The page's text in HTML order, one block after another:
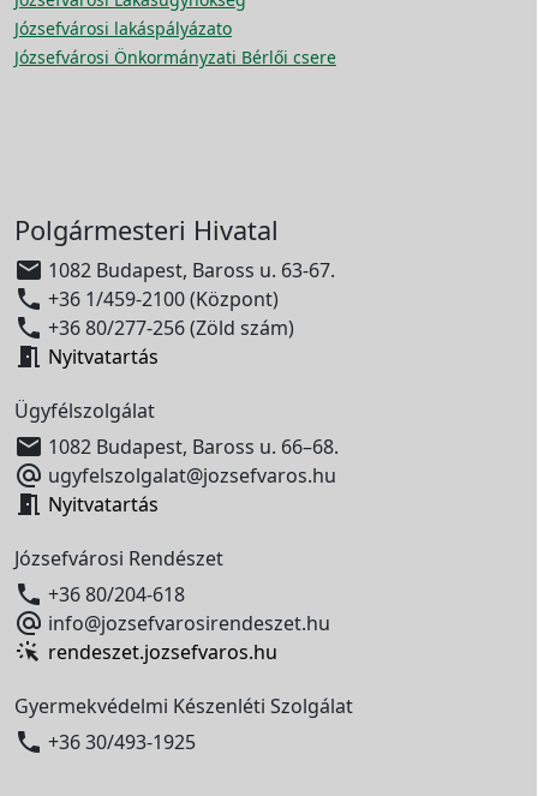
Józsefvárosi lakáspályázato
Józsefvárosi Önkormányzati Bérlői csere
Polgármesteri Hivatal
 1082 Budapest, Baross u. 63-67.
 +36 1/459-2100 (Központ)
 +36 80/277-256 (Zöld szám)
 Nyitvatartás
Ügyfélszolgálat
 1082 Budapest, Baross u. 66–68.
 ugyfelszolgalat@jozsefvaros.hu
 Nyitvatartás
Józsefvárosi Rendészet
 +36 80/204-618
 info@jozsefvarosirendeszet.hu
rendeszet.jozsefvaros.hu
Gyermekvédelmi Készenléti Szolgálat
 +36 30/493-1925